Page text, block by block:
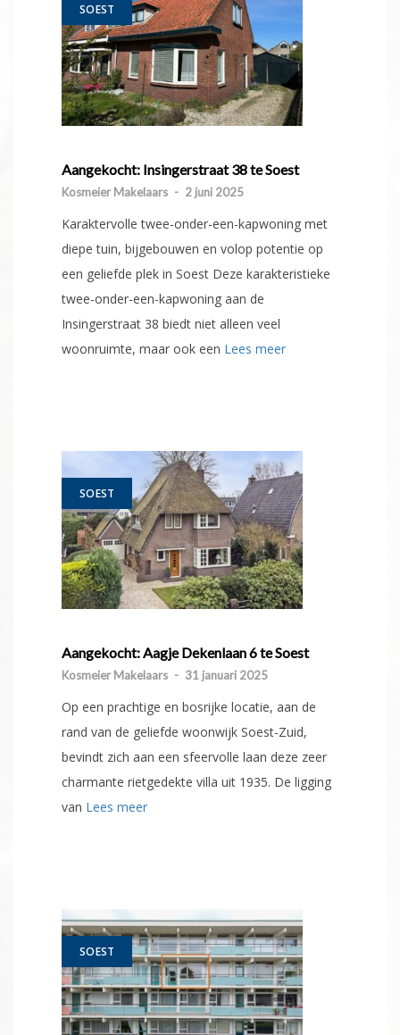
SOEST
Aangekocht: Insingerstraat 38 te Soest
Kosmeier Makelaars - 2 juni 2025
Karaktervolle twee-onder-een-kapwoning met
diepe tuin, bijgebouwen en volop potentie op
een geliefde plek in Soest Deze karakteristieke
twee-onder-een-kapwoning aan de
Insingerstraat 38 biedt niet alleen veel
woonruimte, maar ook een Lees meer
SOEST
Aangekocht: Aagje Dekenlaan 6 te Soest
Kosmeier Makelaars - 31 januari 2025
Op een prachtige en bosrijke locatie, aan de
rand van de geliefde woonwijk Soest-Zuid,
bevindt zich aan een sfeervolle laan deze zeer
charmante rietgedekte villa uit 1935. De ligging
van Lees meer
SOEST